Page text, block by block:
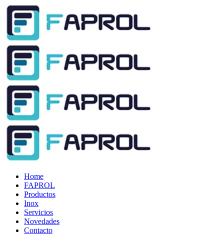
Home
FAPROL
Productos
Inox
Servicios
Novedades
Contacto